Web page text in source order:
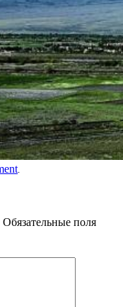
.
Обязательные поля